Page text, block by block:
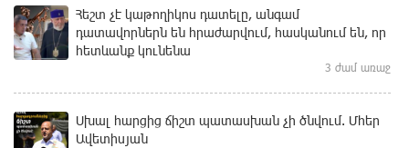
Հեշտ չէ կաթողիկոս դատելը, անգամ
դատավորներն են հրաժարվում, հասկանում են, որ
հետևանք կունենա
3 ժամ առաջ
Սխալ հարցից ճիշտ պատասխան չի ծնվում. Մհեր
Ավետիսյան